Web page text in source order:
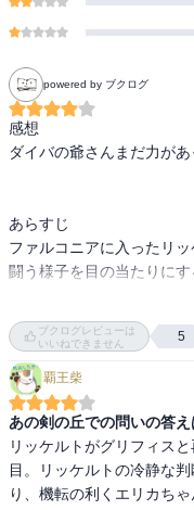
powered by ブクログ
感想
ダイバの爺さんまだ力があ
あらすじ
ファルコニアに入ったリ
闘う様子を目の当たりにす
クシャーンのダイバは街
リッケルトはグリフィス
シャスに命を狙われるも、
ダイバの助けが入り、街
ブクログレビューは
いいねできません
5
覇王柴
あの剣の丘での問いの答
リッケルトがグリフィス
目。リッケルトの冷静な
り、機転の利くエリカち